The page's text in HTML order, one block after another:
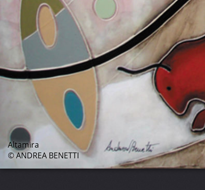
Altamira
© ANDREA BENETTI